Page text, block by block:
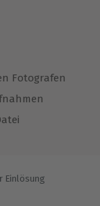
Fotografen
Einlösung